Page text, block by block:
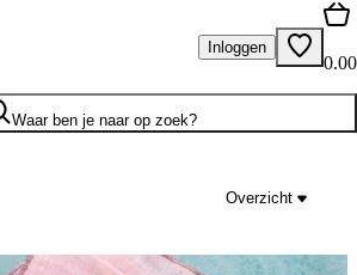
Inloggen
0.00
Waar ben je naar op zoek?
Overzicht